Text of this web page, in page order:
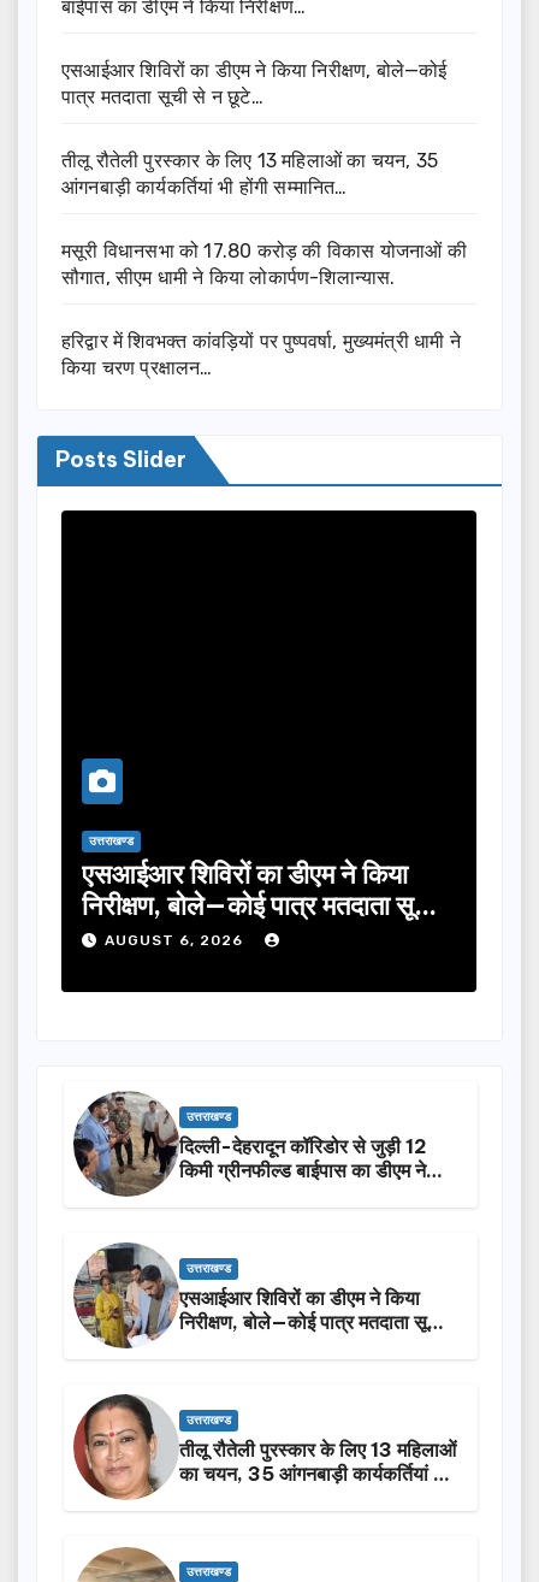
बाईपास का डीएम ने किया निरीक्षण…
एसआईआर शिविरों का डीएम ने किया निरीक्षण, बोले—कोई
पात्र मतदाता सूची से न छूटे…
तीलू रौतेली पुरस्कार के लिए 13 महिलाओं का चयन, 35
आंगनबाड़ी कार्यकर्तियां भी होंगी सम्मानित…
मसूरी विधानसभा को 17.80 करोड़ की विकास योजनाओं की
सौगात, सीएम धामी ने किया लोकार्पण-शिलान्यास.
हरिद्वार में शिवभक्त कांवड़ियों पर पुष्पवर्षा, मुख्यमंत्री धामी ने
किया चरण प्रक्षालन…
Posts Slider
डीएम ने किया
मतदाता सूची
तीलू रौतेली पुरस्कार के लिए 13
का चयन, 35 आंगनबाड़ी
होंगी सम्मानित…
AUGUST 6, 2026
उत्तराखण्ड
दिल्ली-देहरादून कॉरिडोर से जुड़ी 12
किमी ग्रीनफील्ड बाईपास का डीएम ने
उत्तराखण्ड
एसआईआर शिविरों का डीएम ने किया
निरीक्षण, बोले—कोई पात्र मतदाता सूची
उत्तराखण्ड
तीलू रौतेली पुरस्कार के लिए 13 महिलाओं
का चयन, 35 आंगनबाड़ी कार्यकर्तियां भी
उत्तराखण्ड